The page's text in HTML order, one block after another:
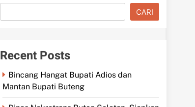
CARI
Recent Posts
Bincang Hangat Bupati Adios dan
Mantan Bupati Buteng